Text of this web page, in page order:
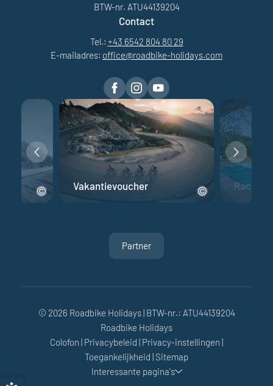
BTW-nr. ATU44139204
Contact
Tel.: +43 6542 804 80 29
E-mailadres: office@roadbike-holidays.com
Vakantievoucher
Partner
© 2026 Roadbike Holidays| BTW-nr.: ATU44139204
Roadbike Holidays
Colofon | Privacybeleid | Privacy-instellingen |
Toegankelijkheid | Sitemap
Interessante pagina's